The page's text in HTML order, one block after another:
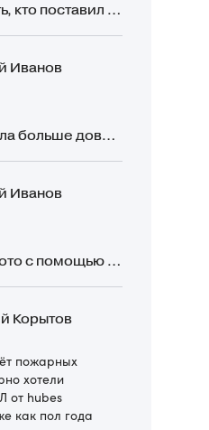
Как посмотреть, кто поставил реакцию в Telegram
Иванов
Молодежь стала больше доверять рекомендациям в закрытых Telegram-чатах, чем официальной рекламе
Иванов
Как оживить фото с помощью нейросетей в 2026 году: 17 бесплатных онлайн-сервисов, приложений и ботов
Корытов
пожарных
хотели
от hubes
как пол года